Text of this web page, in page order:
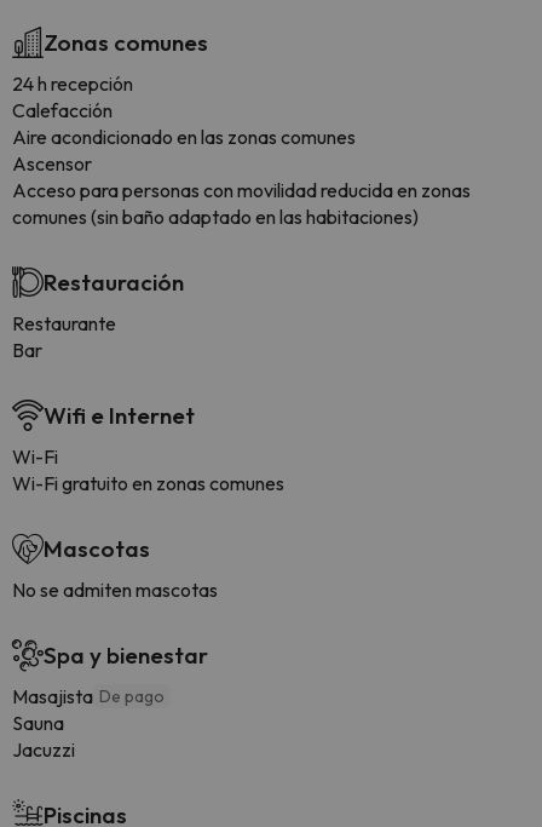
Zonas comunes
24 h recepción
Calefacción
Aire acondicionado en las zonas comunes
Ascensor
Acceso para personas con movilidad reducida en zonas
comunes (sin baño adaptado en las habitaciones)
Restauración
Restaurante
Bar
Wifi e Internet
Wi-Fi
Wi-Fi gratuito en zonas comunes
Mascotas
No se admiten mascotas
Spa y bienestar
Masajista De pago
Sauna
Jacuzzi
Piscinas